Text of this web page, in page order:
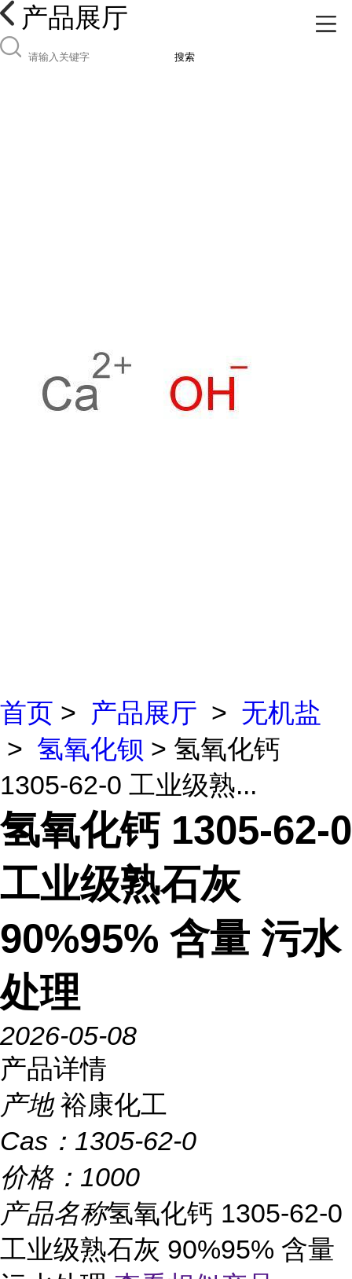
产品展厅
搜索
首页 > 产品展厅 > 无机盐
> 氢氧化钡 > 氢氧化钙
1305-62-0 工业级熟...
氢氧化钙 1305-62-0
工业级熟石灰
90%95% 含量 污水
处理
2026-05-08
产品详情
产地 裕康化工
Cas： 1305-62-0
价格： 1000
产品名称氢氧化钙 1305-62-0
工业级熟石灰 90%95% 含量